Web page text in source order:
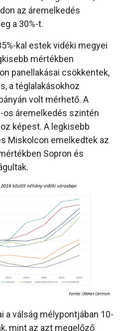
az áremelkedés
a 30%-t.
kal estek vidéki megyei
mértékben
panellakásai csökkentek,
a téglalakásokhoz
volt mérhető. A
os áremelkedés szintén
képest. A legkisebb
Miskolcon emelkedtek az
Sopron és
a válság mélypontjában 10-
mint az azt megelőző